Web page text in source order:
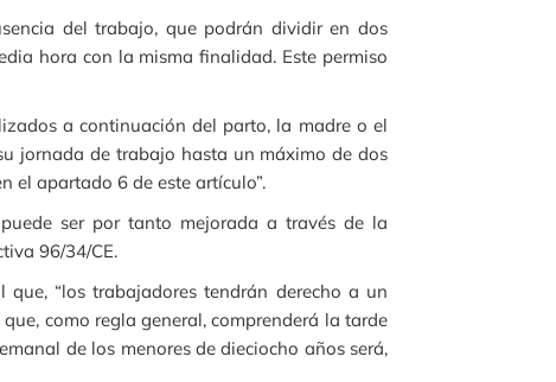
del trabajo, que podrán dividir en dos
hora con la misma finalidad. Este permiso
a continuación del parto, la madre o el
jornada de trabajo hasta un máximo de dos
el apartado 6 de este artículo”.
ser por tanto mejorada a través de la
96/34/CE.
que, “los trabajadores tendrán derecho a un
como regla general, comprenderá la tarde
de los menores de dieciocho años será,